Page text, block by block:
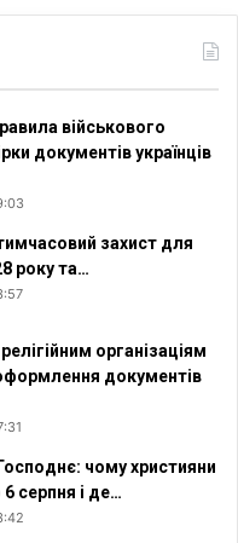
військового
документів українців
захист для
року та…
організаціям
документів
чому християни
серпня і де…